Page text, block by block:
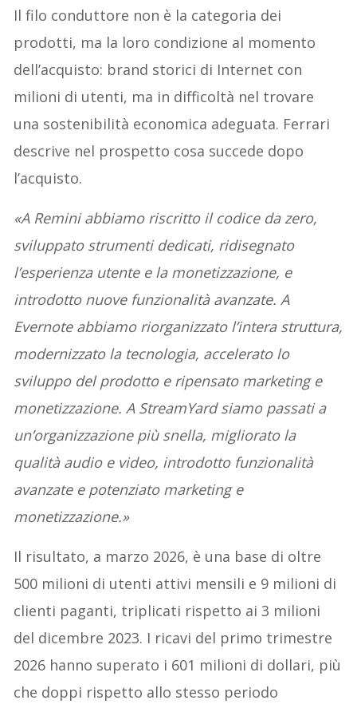
Il filo conduttore non è la categoria dei
prodotti, ma la loro condizione al momento
dell’acquisto: brand storici di Internet con
milioni di utenti, ma in difficoltà nel trovare
una sostenibilità economica adeguata. Ferrari
descrive nel prospetto cosa succede dopo
l’acquisto.
«A Remini abbiamo riscritto il codice da zero,
sviluppato strumenti dedicati, ridisegnato
l’esperienza utente e la monetizzazione, e
introdotto nuove funzionalità avanzate. A
Evernote abbiamo riorganizzato l’intera struttura,
modernizzato la tecnologia, accelerato lo
sviluppo del prodotto e ripensato marketing e
monetizzazione. A StreamYard siamo passati a
un’organizzazione più snella, migliorato la
qualità audio e video, introdotto funzionalità
avanzate e potenziato marketing e
monetizzazione.»
Il risultato, a marzo 2026, è una base di oltre
500 milioni di utenti attivi mensili e 9 milioni di
clienti paganti, triplicati rispetto ai 3 milioni
del dicembre 2023. I ricavi del primo trimestre
2026 hanno superato i 601 milioni di dollari, più
che doppi rispetto allo stesso periodo